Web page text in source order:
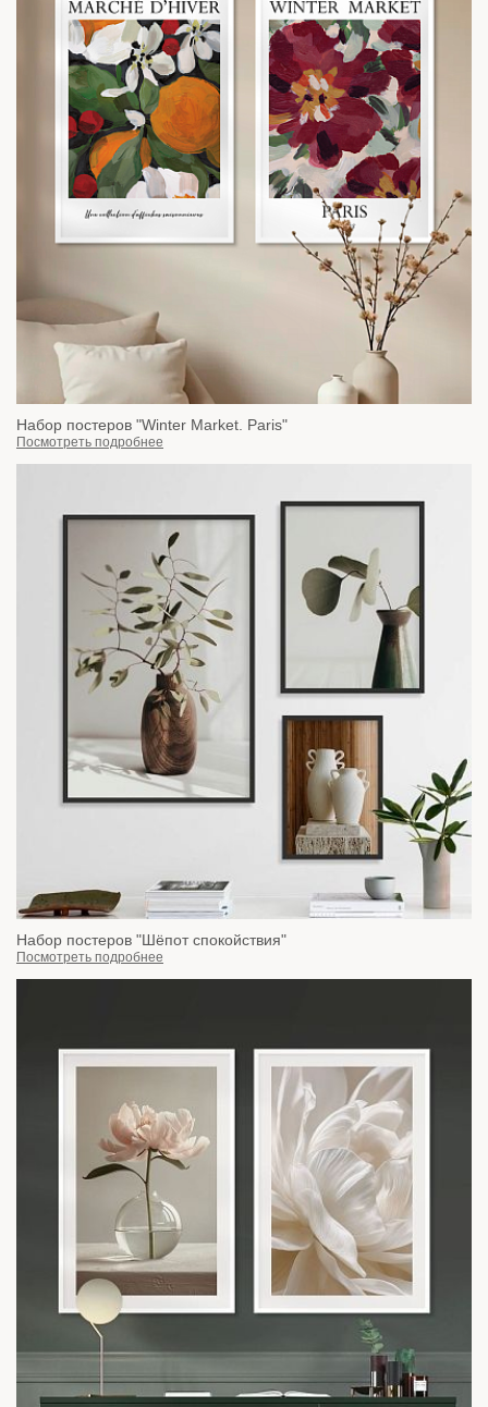
Набор постеров "Winter Market. Paris"
Посмотреть подробнее
Набор постеров "Шёпот спокойствия"
Посмотреть подробнее